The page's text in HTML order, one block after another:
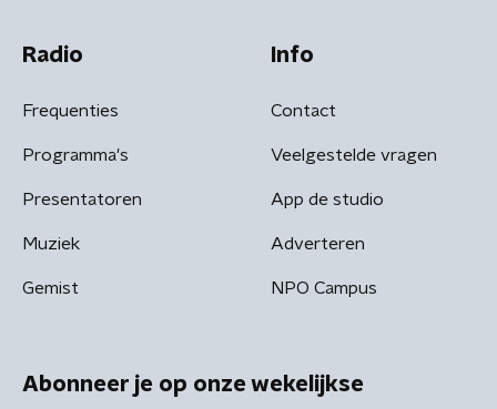
Radio
Frequenties
Programma's
Presentatoren
Muziek
Gemist
Info
Contact
Veelgestelde vragen
App de studio
Adverteren
NPO Campus
Abonneer je op onze wekelijkse